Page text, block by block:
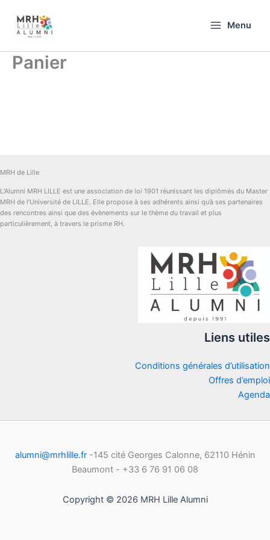
contenu
Menu
Panier
MRH de Lille
L’Alumni MRH LILLE est une association de loi 1901 réunissant les diplômés du Master
MRH de l’Université de LILLE. Elle propose à ses adhérents ainsi qu’à ses partenaires
des rencontres ainsi que des évènements sur le thème du travail et plus
particulièrement, à travers le prisme RH.
Liens utiles
Conditions générales d’utilisation
Offres d’emploi
Agenda
alumni@mrhlille.fr-145 cité Georges Calonne, 62110 Hénin
Beaumont - +33 6 76 91 06 08
Copyright © 2026 MRH Lille Alumni